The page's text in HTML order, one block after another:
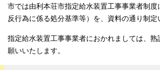
市では由利本荘市指定給水装置工事事業者制度
反行為に係る処分基準等）を、資料の通り制定
指定給水装置工事事業者におかれましては、熟
願いいたします。